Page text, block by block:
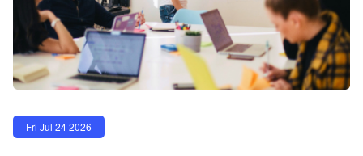
Fri Jul 24 2026